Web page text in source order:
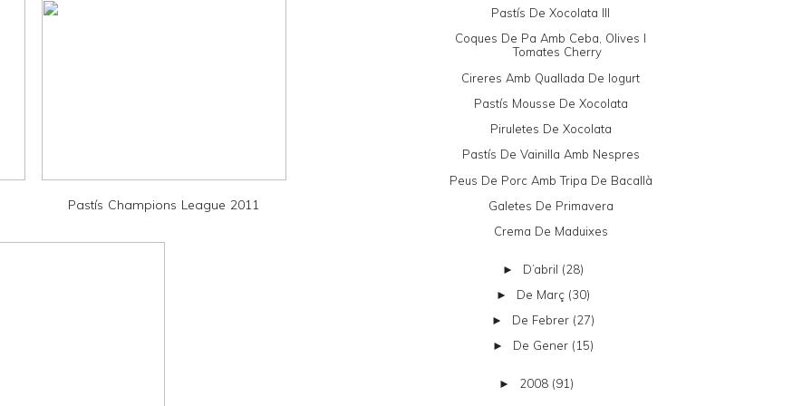
Pastís Champions League 2011
Pastís De Xocolata III
Coques De Pa Amb Ceba, Olives I
Tomates Cherry
Cireres Amb Quallada De Iogurt
Pastís Mousse De Xocolata
Piruletes De Xocolata
Pastís De Vainilla Amb Nespres
Peus De Porc Amb Tripa De Bacallà
Galetes De Primavera
Crema De Maduixes
► D’abril (28)
► De Març (30)
► De Febrer (27)
► De Gener (15)
► 2008 (91)